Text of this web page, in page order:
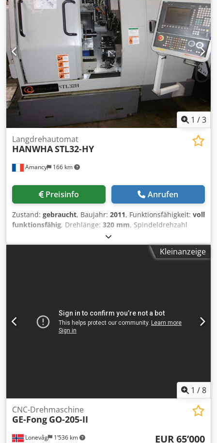
1 /3
Amancy 166 km
Langdrehautomat
HANWHASTL32-HY
Preisinfo Anrufen
Zustand: gebraucht, Baujahr: 2011, Funktionsfähigkeit: voll
funktionsfähig, Drehlänge: 320 mm, Spindeldrehzahl
, Stangendurchgang:
Vorschublänge Z-Achse:320 mm, Stangendurchmesser
, Verfahrweg Z-
Lieferumfang Sofort verfügbar Dwodpfoytfynex Adxea
HANWHA/CINCOM/TORNOS/NOMURA/STAR/BIGLIA/TSUGA
MI/LANGDREHER/KMX
Kleinanzeige
1 /8
Lonevåg 1’536 km
CNC-Drehmaschine
GE-Fong GO-205-II
EUR 65’000